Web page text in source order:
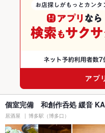
個室完備 和創作呑処 緩音
居酒屋 博多駅（博多口）